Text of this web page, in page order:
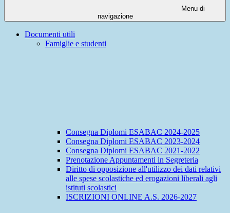
Menu di
navigazione
Documenti utili
Famiglie e studenti
Consegna Diplomi ESABAC 2024-2025
Consegna Diplomi ESABAC 2023-2024
Consegna Diplomi ESABAC 2021-2022
Prenotazione Appuntamenti in Segreteria
Diritto di opposizione all'utilizzo dei dati relativi
alle spese scolastiche ed erogazioni liberali agli
istituti scolastici
ISCRIZIONI ONLINE A.S. 2026-2027